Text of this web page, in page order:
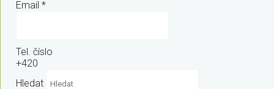
Email *
Tel. číslo
+420
Hledat